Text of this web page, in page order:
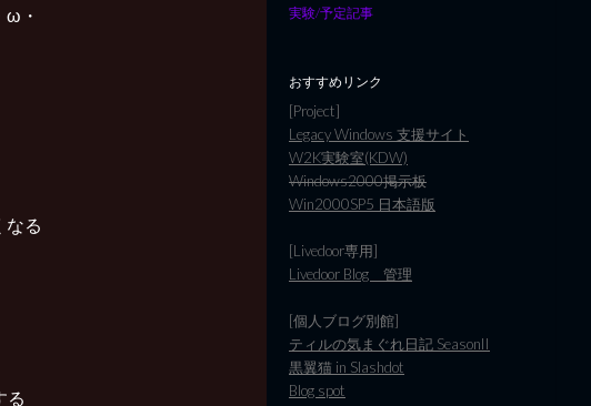
ω・
なる
る
実験/予定記事
おすすめリンク
[Project]
Legacy Windows 支援サイト
W2K実験室(KDW)
Windows2000掲示板
Win2000SP5 日本語版
[Livedoor専用]
Livedoor Blog 管理
[個人ブログ別館]
ティルの気まぐれ日記 SeasonII
黒翼猫 in Slashdot
Blog spot